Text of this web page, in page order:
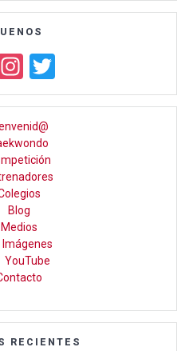
k
In
st
a
gr
a
m
wi
tt
Blog
Medios
Imágenes
YouTube
RECIENTES